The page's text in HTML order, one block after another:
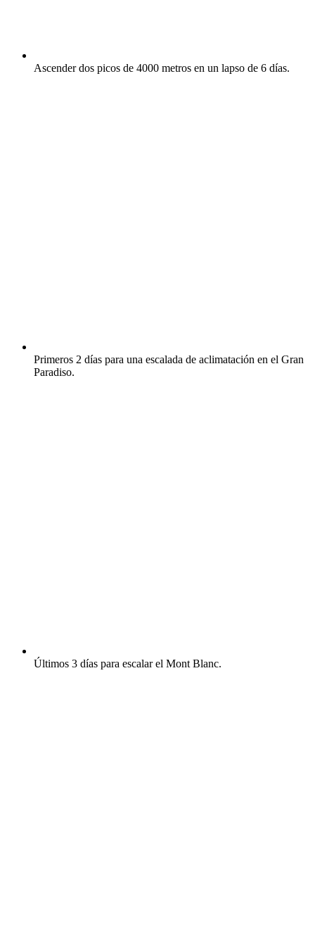
Ascender dos picos de 4000 metros en un lapso de 6 días.
Primeros 2 días para una escalada de aclimatación en el Gran
Paradiso.
Últimos 3 días para escalar el Mont Blanc.